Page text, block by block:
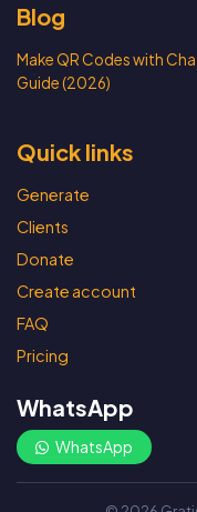
Blog
Make QR Codes with
Guide (2026)
Quick links
Generate
Clients
Donate
Create account
FAQ
Pricing
WhatsApp
WhatsApp